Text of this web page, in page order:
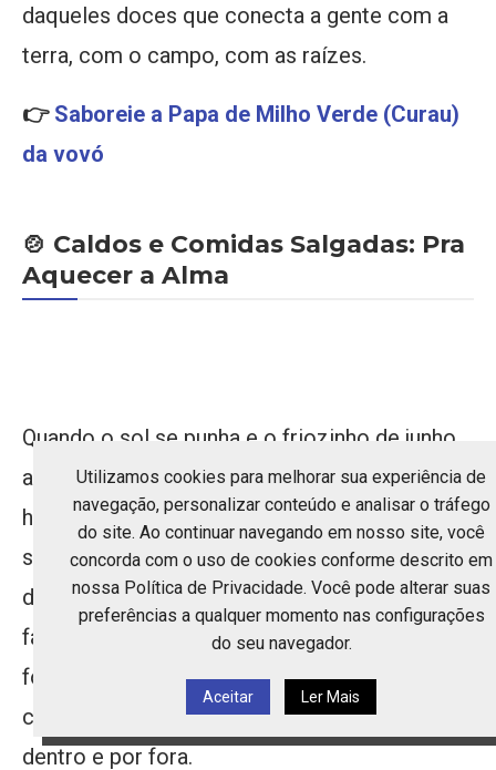
daqueles doces que conecta a gente com a
terra, com o campo, com as raízes.
👉 Saboreie a Papa de Milho Verde (Curau)
da vovó
🍲 Caldos e Comidas Salgadas: Pra
Aquecer a Alma
Quando o sol se punha e o friozinho de junho
apertava, os caldos entravam em cena. Era a
hora de pegar a caneca com as duas mãos,
soprar devagar e sentir aquele calor
descendo pelo corpo. Na festa da minha
família, os caldos eram servidos perto da
fogueira, e a gente ficava ali, de pé,
conversando, rindo e se aquecendo por
dentro e por fora.
Utilizamos cookies para melhorar sua experiência de
navegação, personalizar conteúdo e analisar o tráfego
do site. Ao continuar navegando em nosso site, você
concorda com o uso de cookies conforme descrito em
nossa Política de Privacidade. Você pode alterar suas
preferências a qualquer momento nas configurações
do seu navegador.
Aceitar Ler Mais